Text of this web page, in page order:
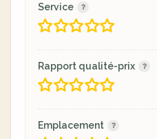
Service
Rapport qualité-prix
Emplacement